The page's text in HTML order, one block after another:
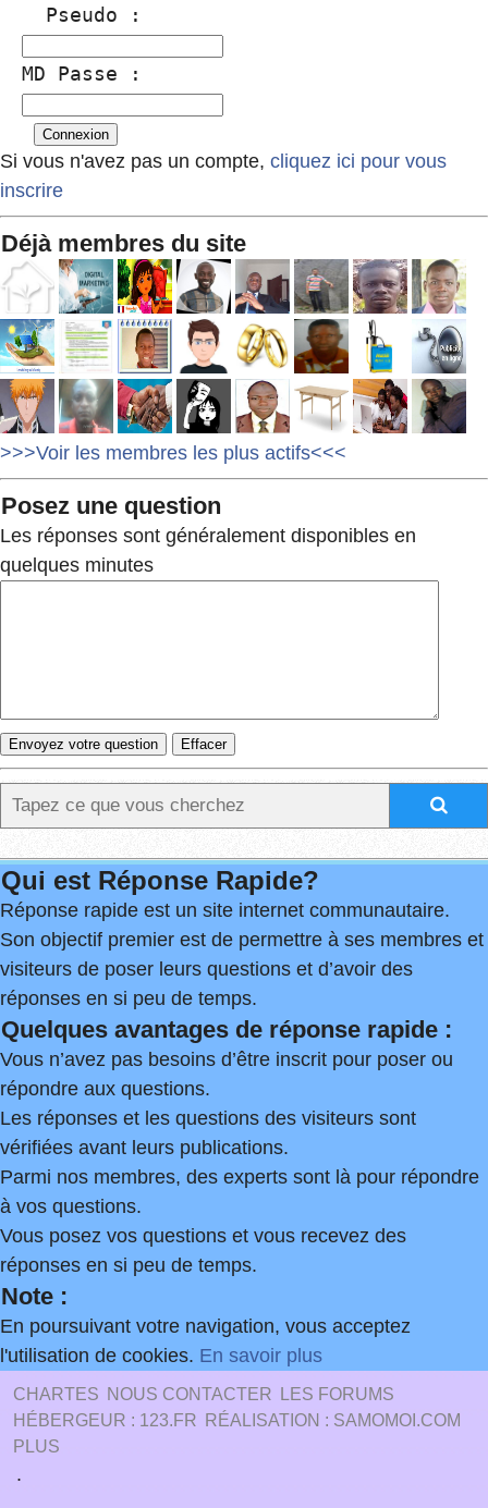
  Pseudo :
MD Passe :
Si vous n'avez pas un compte, cliquez ici pour vous
inscrire
Déjà membres du site
>>>Voir les membres les plus actifs<<<
Posez une question
Les réponses sont généralement disponibles en
quelques minutes
Qui est Réponse Rapide?
Réponse rapide est un site internet communautaire.
Son objectif premier est de permettre à ses membres et
visiteurs de poser leurs questions et d’avoir des
réponses en si peu de temps.
Quelques avantages de réponse rapide :
Vous n’avez pas besoins d’être inscrit pour poser ou
répondre aux questions.
Les réponses et les questions des visiteurs sont
vérifiées avant leurs publications.
Parmi nos membres, des experts sont là pour répondre
à vos questions.
Vous posez vos questions et vous recevez des
réponses en si peu de temps.
Note :
En poursuivant votre navigation, vous acceptez
l'utilisation de cookies. En savoir plus
CHARTES NOUS CONTACTER
LES FORUMS
HÉBERGEUR : 123.FR
RÉALISATION : SAMOMOI.COM
PLUS
.